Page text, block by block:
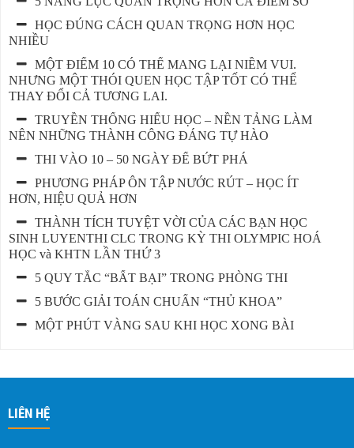
HỌC ĐÚNG CÁCH QUAN TRỌNG HƠN HỌC
NHIỀU
MỘT ĐIỂM 10 CÓ THỂ MANG LẠI NIỀM VUI.
NHƯNG MỘT THÓI QUEN HỌC TẬP TỐT CÓ THỂ
THAY ĐỔI CẢ TƯƠNG LAI.
TRUYỀN THỐNG HIẾU HỌC – NỀN TẢNG LÀM
NÊN NHỮNG THÀNH CÔNG ĐÁNG TỰ HÀO
THI VÀO 10 – 50 NGÀY ĐỂ BỨT PHÁ
PHƯƠNG PHÁP ÔN TẬP NƯỚC RÚT – HỌC ÍT
HƠN, HIỆU QUẢ HƠN
THÀNH TÍCH TUYỆT VỜI CỦA CÁC BẠN HỌC
SINH LUYENTHI CLC TRONG KỲ THI OLYMPIC HOÁ
HỌC và KHTN LẦN THỨ 3
5 QUY TẮC “BẤT BẠI” TRONG PHÒNG THI
5 BƯỚC GIẢI TOÁN CHUẨN “THỦ KHOA”
MỘT PHÚT VÀNG SAU KHI HỌC XONG BÀI
LIÊN HỆ